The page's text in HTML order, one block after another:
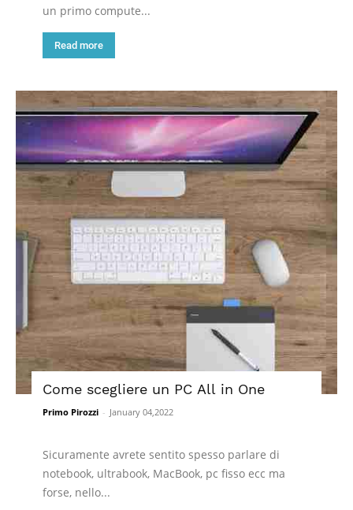
un primo compute...
Read more
Come scegliere un PC All in One
Primo Pirozzi - January 04,2022
Sicuramente avrete sentito spesso parlare di
notebook, ultrabook, MacBook, pc fisso ecc ma
forse, nello...